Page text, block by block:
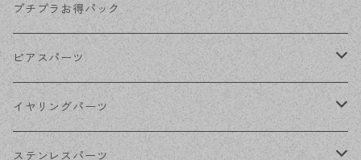
KCゴールド
ゴールド
シルバー
ホワイトシルバー
プチプラお得パック
ピアスパーツ
ポストピアス
フックピアス
イヤリングパーツ
ネジばねイヤリング
ステンレスパーツ